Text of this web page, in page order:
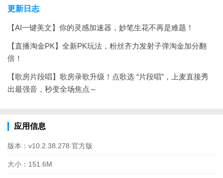
更新日志
【AI一键美文】你的灵感加速器，妙笔生花不再是难题！
【直播淘金PK】全新PK玩法，粉丝齐力发射子弹淘金加分翻
倍！
【歌房片段唱】歌房录歌升级！点歌选 “片段唱”，上麦直接秀
出最强音，秒变全场焦点～
应用信息
版本： v10.2.38.278 官方版
大小： 151.6M